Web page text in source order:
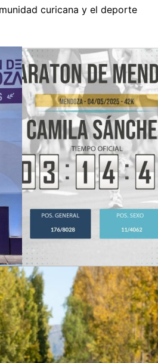
curicana y el deporte